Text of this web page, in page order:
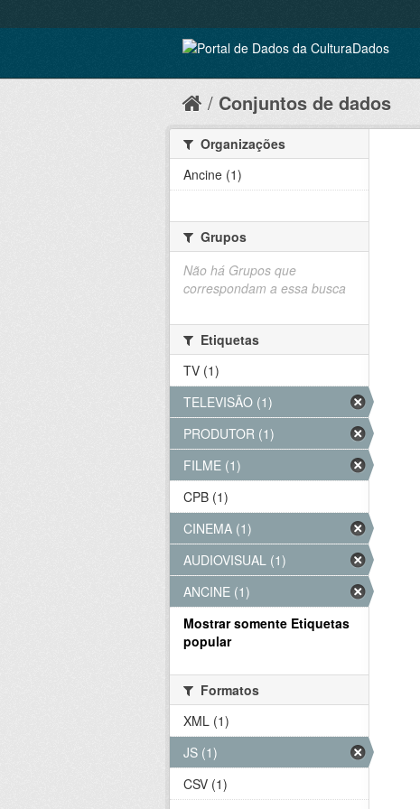
Conjuntos de dados
Organizações
Ancine (1)
Grupos
Não há Grupos que
correspondam a essa busca
Etiquetas
TV (1)
TELEVISÃO (1)
PRODUTOR (1)
FILME (1)
CPB (1)
CINEMA (1)
AUDIOVISUAL (1)
ANCINE (1)
Mostrar somente Etiquetas
popular
Formatos
XML (1)
JS (1)
CSV (1)